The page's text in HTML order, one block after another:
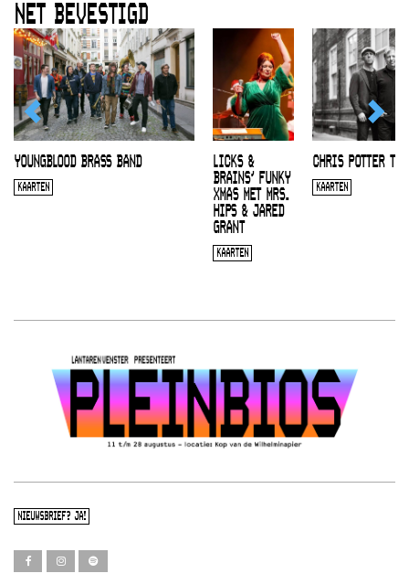
NET BEVESTIGD
YOUNGBLOOD BRASS BAND
KAARTEN
LICKS &
BRAINS’ FUNKY
XMAS MET MRS.
HIPS & JARED
GRANT
KAARTEN
CHRIS POTTER
KAARTEN
NIEUWSBRIEF? JA!